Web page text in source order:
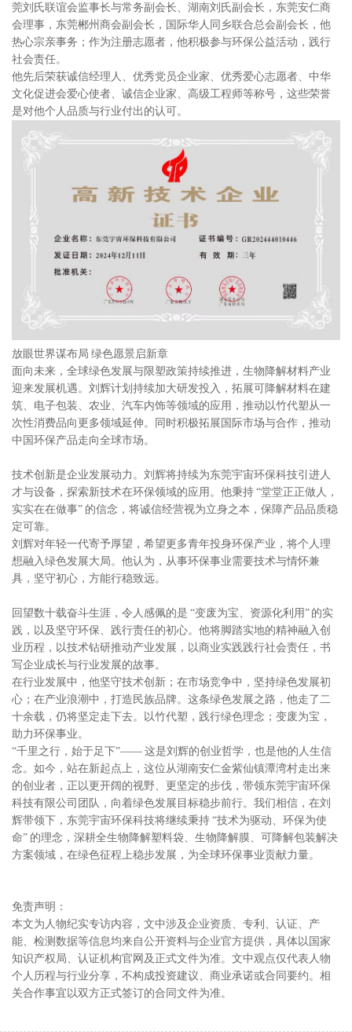
莞刘氏联谊会监事长与常务副会长、湖南刘氏副会长，东莞安仁商
会理事，东莞郴州商会副会长，国际华人同乡联合总会副会长，他
热心宗亲事务；作为注册志愿者，他积极参与环保公益活动，践行
社会责任。
他先后荣获诚信经理人、优秀党员企业家、优秀爱心志愿者、中华
文化促进会爱心使者、诚信企业家、高级工程师等称号，这些荣誉
是对他个人品质与行业付出的认可。
放眼世界谋布局 绿色愿景启新章
面向未来，全球绿色发展与限塑政策持续推进，生物降解材料产业
迎来发展机遇。刘辉计划持续加大研发投入，拓展可降解材料在建
筑、电子包装、农业、汽车内饰等领域的应用，推动以竹代塑从一
次性消费品向更多领域延伸。同时积极拓展国际市场与合作，推动
中国环保产品走向全球市场。
技术创新是企业发展动力。刘辉将持续为东莞宇宙环保科技引进人
才与设备，探索新技术在环保领域的应用。他秉持 “堂堂正正做人，
实实在在做事” 的信念，将诚信经营视为立身之本，保障产品品质稳
定可靠。
刘辉对年轻一代寄予厚望，希望更多青年投身环保产业，将个人理
想融入绿色发展大局。他认为，从事环保事业需要技术与情怀兼
具，坚守初心，方能行稳致远。
回望数十载奋斗生涯，令人感佩的是 “变废为宝、资源化利用” 的实
践，以及坚守环保、践行责任的初心。他将脚踏实地的精神融入创
业历程，以技术钻研推动产业发展，以商业实践践行社会责任，书
写企业成长与行业发展的故事。
在行业发展中，他坚守技术创新；在市场竞争中，坚持绿色发展初
心；在产业浪潮中，打造民族品牌。这条绿色发展之路，他走了二
十余载，仍将坚定走下去。以竹代塑，践行绿色理念；变废为宝，
助力环保事业。
“千里之行，始于足下”—— 这是刘辉的创业哲学，也是他的人生信
念。如今，站在新起点上，这位从湖南安仁金紫仙镇潭湾村走出来
的创业者，正以更开阔的视野、更坚定的步伐，带领东莞宇宙环保
科技有限公司团队，向着绿色发展目标稳步前行。我们相信，在刘
辉带领下，东莞宇宙环保科技将继续秉持 “技术为驱动、环保为使
命” 的理念，深耕全生物降解塑料袋、生物降解膜、可降解包装解决
方案领域，在绿色征程上稳步发展，为全球环保事业贡献力量。
免责声明：
本文为人物纪实专访内容，文中涉及企业资质、专利、认证、产
能、检测数据等信息均来自公开资料与企业官方提供，具体以国家
知识产权局、认证机构官网及正式文件为准。文中观点仅代表人物
个人历程与行业分享，不构成投资建议、商业承诺或合同要约。相
关合作事宜以双方正式签订的合同文件为准。